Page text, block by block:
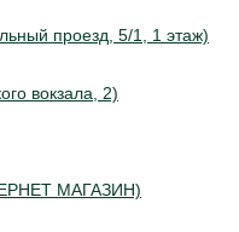
проезд, 5/1, 1 этаж)
вокзала, 2)
МАГАЗИН)